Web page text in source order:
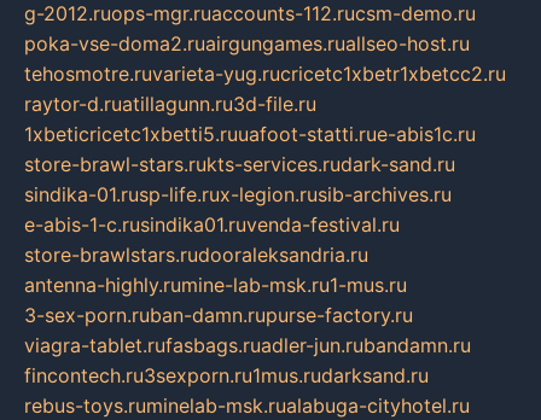
g-2012.ruops-mgr.ruaccounts-112.rucsm-demo.ru
poka-vse-doma2.ruairgungames.ruallseo-host.ru
tehosmotre.ruvarieta-yug.rucricetc1xbetr1xbetcc2.ru
raytor-d.ruatillagunn.ru3d-file.ru
1xbeticricetc1xbetti5.ruuafoot-statti.rue-abis1c.ru
store-brawl-stars.rukts-services.rudark-sand.ru
sindika-01.rusp-life.rux-legion.rusib-archives.ru
e-abis-1-c.rusindika01.ruvenda-festival.ru
store-brawlstars.rudooraleksandria.ru
antenna-highly.rumine-lab-msk.ru1-mus.ru
3-sex-porn.ruban-damn.rupurse-factory.ru
viagra-tablet.rufasbags.ruadler-jun.rubandamn.ru
fincontech.ru3sexporn.ru1mus.rudarksand.ru
rebus-toys.ruminelab-msk.rualabuga-cityhotel.ru